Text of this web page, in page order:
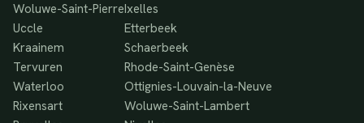
Woluwe-Saint-Pierre
Uccle
Kraainem
Tervuren
Waterloo
Rixensart
Ixelles
Etterbeek
Schaerbeek
Rhode-Saint-Genèse
Ottignies-Louvain-la-Neuve
Woluwe-Saint-Lambert